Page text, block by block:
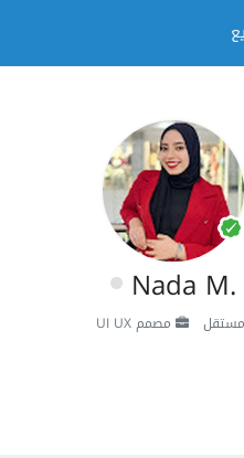
Nada M.
مستقل مصمم UI UX